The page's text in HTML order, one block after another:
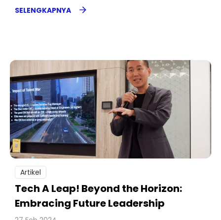
SELENGKAPNYA
Artikel
Tech A Leap! Beyond the Horizon:
Embracing Future Leadership